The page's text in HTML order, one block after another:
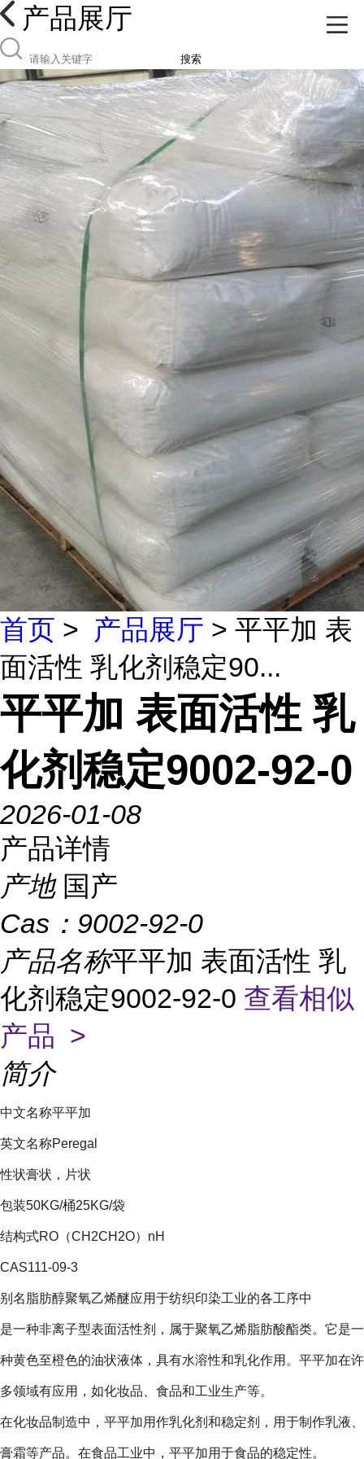
产品展厅
搜索
首页 > 产品展厅 > 平平加 表
面活性 乳化剂稳定90...
平平加 表面活性 乳
化剂稳定9002-92-0
2026-01-08
产品详情
产地 国产
Cas： 9002-92-0
产品名称平平加 表面活性 乳
化剂稳定9002-92-0 查看相似
产品 >
简介
中文名称平平加
英文名称Peregal
性状膏状，片状
包装50KG/桶25KG/袋
结构式RO（CH2CH2O）nH
CAS111-09-3
别名脂肪醇聚氧乙烯醚应用于纺织印染工业的各工序中
是一种非离子型表面活性剂，属于聚氧乙烯脂肪酸酯类。它是一
种黄色至橙色的油状液体，具有水溶性和乳化作用。平平加在许
多领域有应用，如化妆品、食品和工业生产等。
在化妆品制造中，平平加用作乳化剂和稳定剂，用于制作乳液、
膏霜等产品。在食品工业中，平平加用于食品的稳定性。